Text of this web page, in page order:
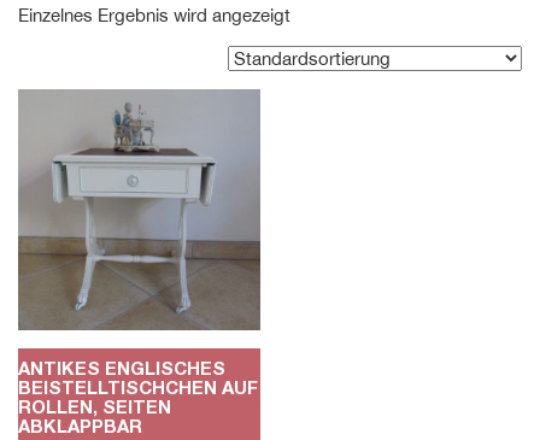
Einzelnes Ergebnis wird angezeigt
ANTIKES ENGLISCHES
BEISTELLTISCHCHEN AUF
ROLLEN, SEITEN
ABKLAPPBAR